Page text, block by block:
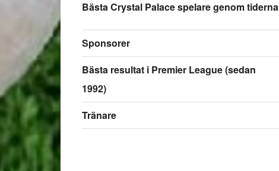
Bästa Crystal Palace spelare genom tiderna
Sponsorer
Bästa resultat i Premier League (sedan
1992)
Tränare